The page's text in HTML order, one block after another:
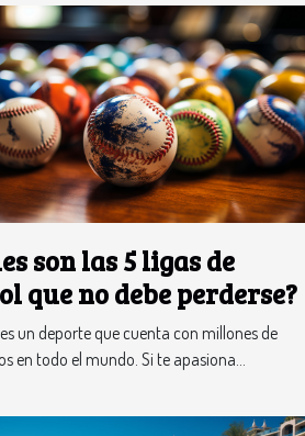
son las 5 ligas de
que no debe perderse?
un deporte que cuenta con millones de
en todo el mundo. Si te apasiona...